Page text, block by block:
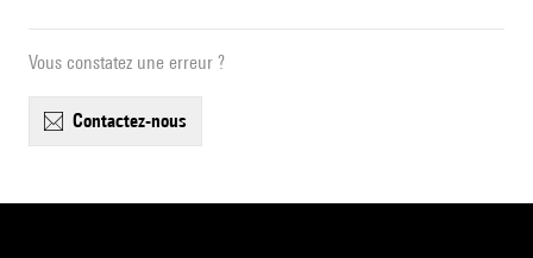
Vous constatez une erreur ?
contactez-nous